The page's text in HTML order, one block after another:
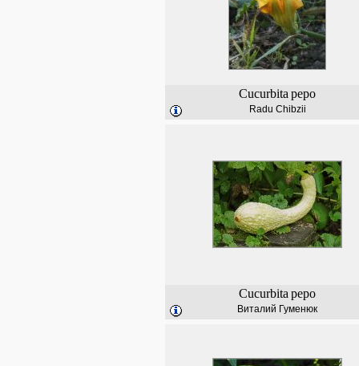
Cucurbita pepo
Radu Chibzii
Cucurbita pepo
Виталий Гуменюк